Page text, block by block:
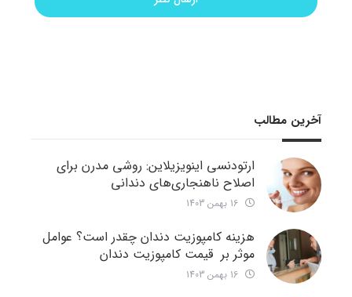
آخرین مطالب
ارتودنسی اینویزیلاین: روشی مدرن برای
اصلاح ناهنجاری‌های دندانی
هزینه کامپوزیت دندان چقدر است؟ عوامل
موثر بر قیمت کامپوزیت دندان